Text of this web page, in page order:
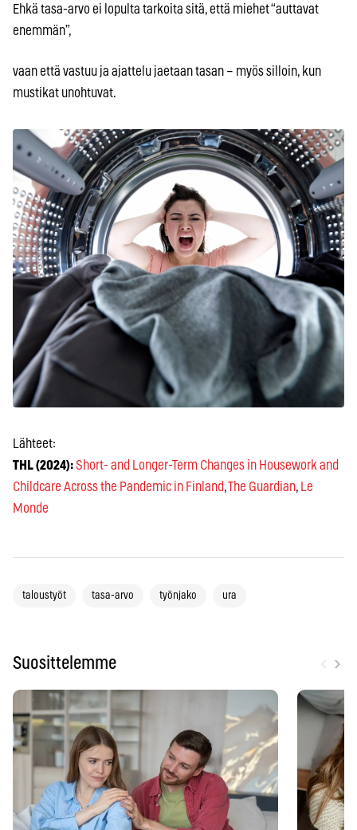
Ehkä tasa-arvo ei lopulta tarkoita sitä, että miehet “auttavat
enemmän”,
vaan että vastuu ja ajattelu jaetaan tasan – myös silloin, kun
mustikat unohtuvat.
Lähteet:
THL (2024):Short- and Longer-Term Changes in Housework and
Childcare Across the Pandemic in Finland,The Guardian, Le
Monde
taloustyöt tasa-arvo työnjako ura
Suosittelemme ›